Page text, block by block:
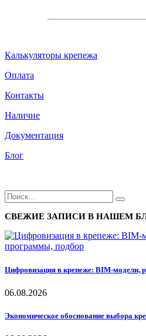
Калькуляторы крепежа
Оплата
Контакты
Наличие
Документация
Блог
СВЕЖИЕ ЗАПИСИ В НАШЕМ
Цифровизация в крепеже: BIM-модели,
06.08.2026
Экономическое обоснование выбора